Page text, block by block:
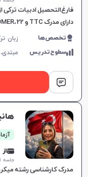
فارغ‌التحصیل ادبیات ترکی
کتاب‌های Hitit، Yedi İklim و Istanbul.
تخصص‌ها
سطوح‌تدریس مبتدی،
از 220,000 تومان
جلسه ۱ ساعتی
مدرک کارشناسی رشته